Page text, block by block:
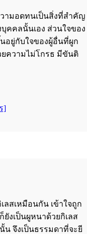
ามอดทนเป็นสิ่งที่สำคัญ
คคลนั้นเอง ส่วนใจของ
อยู่กับใจของผู้อื่นที่ผูก
ความไม่โกรธ มีขันติ
]
สเหมือนกัน เข้าใจถูก
ยังเป็นผูหนาด้วยกิเลส
น จึงเป็นธรรมดาที่จะยี